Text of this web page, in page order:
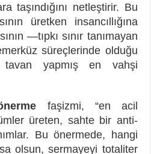
taşındığını netleştirir. Bu
üretken insancıllığına
—tıpkı sınır tanımayan
süreçlerinde olduğu
tavan yapmış en vahşi
faşizmi, “en acil
üreten, sahte bir anti-
Bu önermede, hangi
olsun, sermayeyi totaliter